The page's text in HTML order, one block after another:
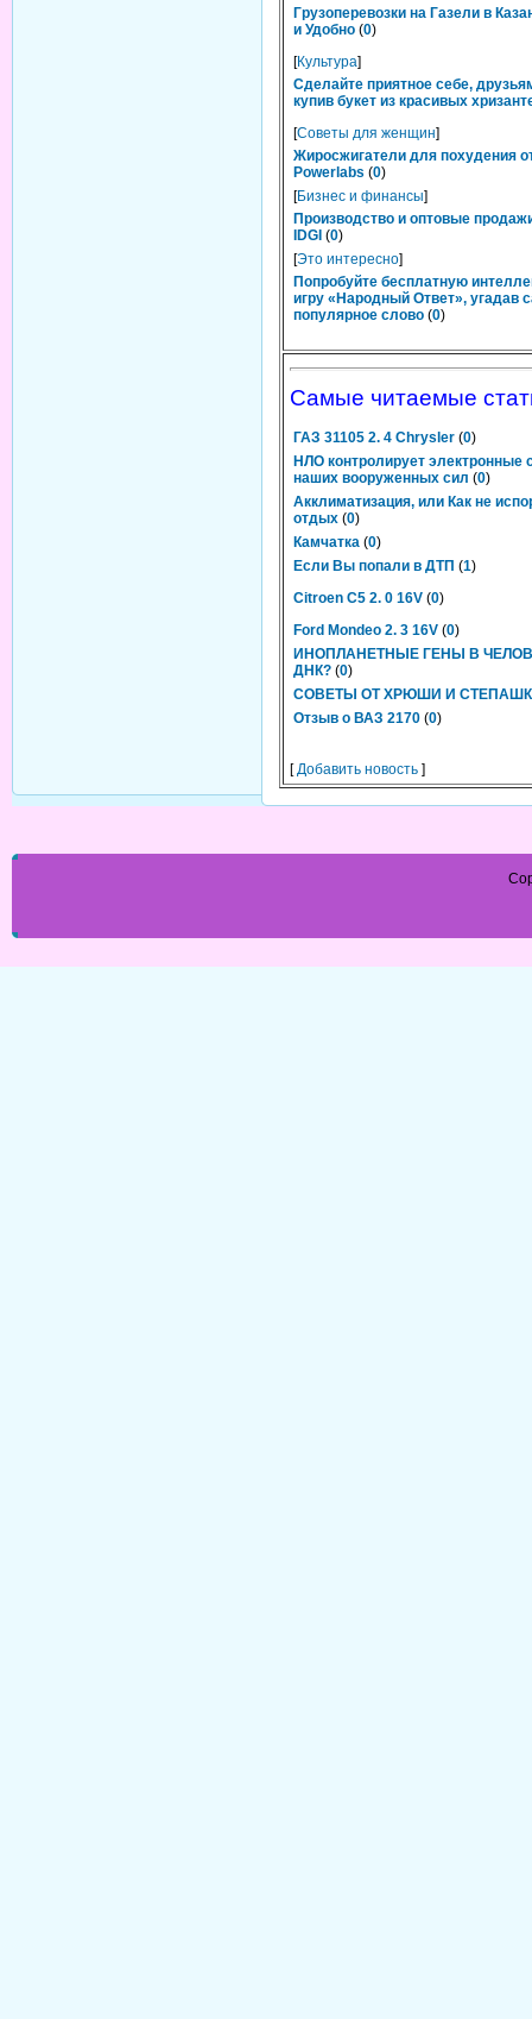
Грузоперевозки на Газели в
и Удобно (0)
[Культура]
Сделайте приятное себе,
купив букет из красивых
[Советы для женщин]
Жиросжигатели для похудения
Powerlabs (0)
[Бизнес и финансы]
Производство и оптовые
IDGI (0)
[Это интересно]
Попробуйте бесплатную
игру «Народный Ответ», угадав
популярное слово (0)
Самые читаемые
ГАЗ 31105 2. 4 Chrysler (0)
НЛО контролирует электронные
наших вооруженных сил (0)
Акклиматизация, или Как не
отдых (0)
Камчатка (0)
Если Вы попали в ДТП (1)
Citroen C5 2. 0 16V (0)
Ford Mondeo 2. 3 16V (0)
ИНОПЛАНЕТНЫЕ ГЕНЫ В
ДНК? (0)
СОВЕТЫ ОТ ХРЮШИ И
Отзыв о ВАЗ 2170 (0)
[Добавить новость ]